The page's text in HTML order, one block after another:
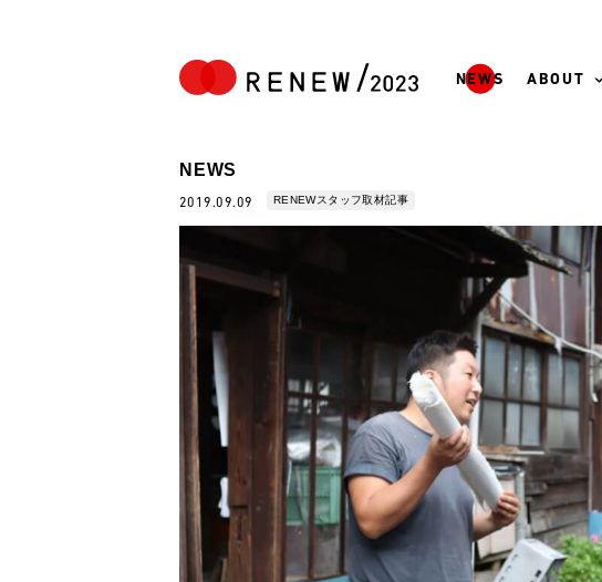
NEWS ABOUT
NEWS
2019.09.09 RENEWスタッフ取材記事